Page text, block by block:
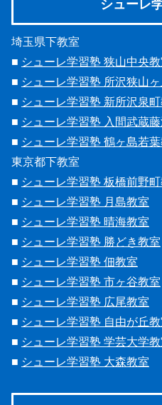
シューレ
埼玉県下教室
■ シューレ学習塾 狭山中央
■ シューレ学習塾 所沢狭山
■ シューレ学習塾 新所沢泉
■ シューレ学習塾 入間武蔵
■ シューレ学習塾 鶴ヶ島若
東京都下教室
■ シューレ学習塾 板橋前野
■ シューレ学習塾 月島教室
■ シューレ学習塾 晴海教室
■ シューレ学習塾 勝どき教室
■ シューレ学習塾 佃教室
■ シューレ学習塾 市ヶ谷教室
■ シューレ学習塾 広尾教室
■ シューレ学習塾 自由が丘
■ シューレ学習塾 学芸大学
■ シューレ学習塾 大森教室